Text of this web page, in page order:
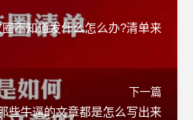
不知道发什么怎么办?清单来
下一篇
些牛逼的文章都是怎么写出来